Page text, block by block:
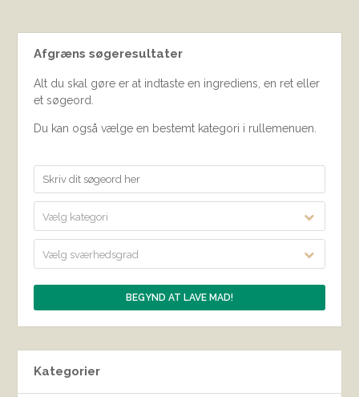
Afgræns søgeresultater
Alt du skal gøre er at indtaste en ingrediens, en ret eller
et søgeord.
Du kan også vælge en bestemt kategori i rullemenuen.
Vælg kategori
Vælg sværhedsgrad
Kategorier